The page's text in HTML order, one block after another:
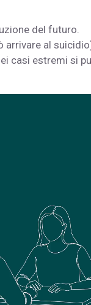
del futuro.
arrivare al
casi estremi si